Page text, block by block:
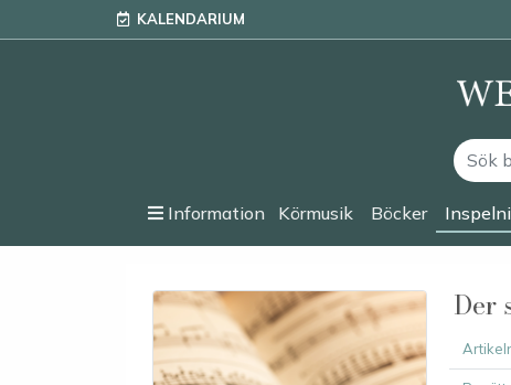
KALENDARIUM
Information Körmusik Böcker
Der